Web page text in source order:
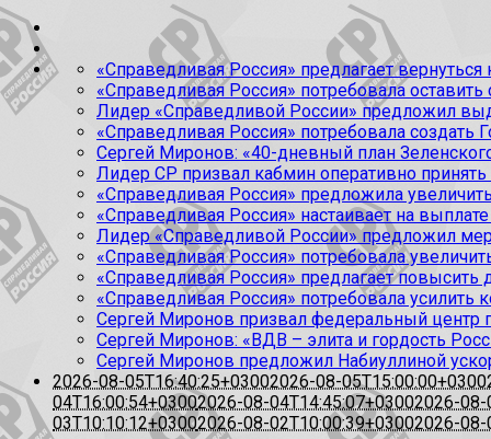
«Справедливая Россия» предлагает
«Справедливая Россия» потребовала
Лидер «Справедливой России» предложил
«Справедливая Россия» потребовала создать
Сергей Миронов: «40-дневный план
Лидер СР призвал кабмин оперативно
«Справедливая Россия» предложила
«Справедливая Россия» настаивает на
Лидер «Справедливой России» предложил
«Справедливая Россия» потребовала
«Справедливая Россия» предлагает
«Справедливая Россия» потребовала
Сергей Миронов призвал федеральный центр
Сергей Миронов: «ВДВ – элита и гордость
Сергей Миронов предложил Набиуллиной
2026-08-05T16:40:25+03002026-08-05T15:00:00+0300
04T16:00:54+03002026-08-04T14:45:07+03002026-08-
03T10:10:12+03002026-08-02T10:00:39+03002026-08-